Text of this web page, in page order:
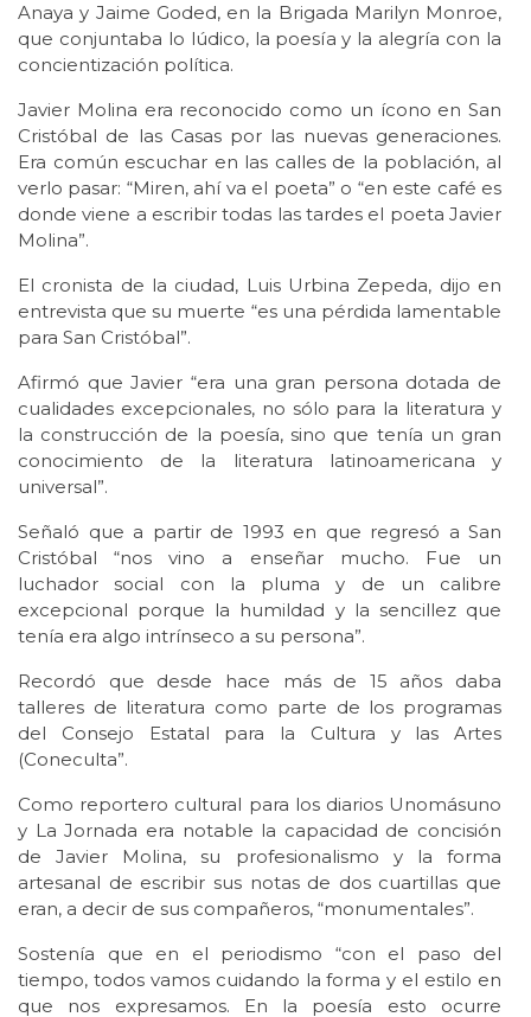
Anaya y Jaime Goded, en la Brigada Marilyn Monroe,
que conjuntaba lo lúdico, la poesía y la alegría con la
concientización política.
Javier Molina era reconocido como un ícono en San
Cristóbal de las Casas por las nuevas generaciones.
Era común escuchar en las calles de la población, al
verlo pasar: “Miren, ahí va el poeta” o “en este café es
donde viene a escribir todas las tardes el poeta Javier
Molina”.
El cronista de la ciudad, Luis Urbina Zepeda, dijo en
entrevista que su muerte “es una pérdida lamentable
para San Cristóbal”.
Afirmó que Javier “era una gran persona dotada de
cualidades excepcionales, no sólo para la literatura y
la construcción de la poesía, sino que tenía un gran
conocimiento de la literatura latinoamericana y
universal”.
Señaló que a partir de 1993 en que regresó a San
Cristóbal “nos vino a enseñar mucho. Fue un
luchador social con la pluma y de un calibre
excepcional porque la humildad y la sencillez que
tenía era algo intrínseco a su persona”.
Recordó que desde hace más de 15 años daba
talleres de literatura como parte de los programas
del Consejo Estatal para la Cultura y las Artes
(Coneculta”.
Como reportero cultural para los diarios Unomásuno
y La Jornada era notable la capacidad de concisión
de Javier Molina, su profesionalismo y la forma
artesanal de escribir sus notas de dos cuartillas que
eran, a decir de sus compañeros, “monumentales”.
Sostenía que en el periodismo “con el paso del
tiempo, todos vamos cuidando la forma y el estilo en
que nos expresamos. En la poesía esto ocurre